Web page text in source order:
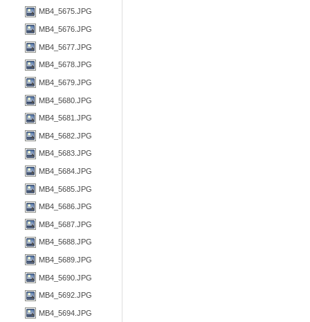
MB4_5675.JPG
MB4_5676.JPG
MB4_5677.JPG
MB4_5678.JPG
MB4_5679.JPG
MB4_5680.JPG
MB4_5681.JPG
MB4_5682.JPG
MB4_5683.JPG
MB4_5684.JPG
MB4_5685.JPG
MB4_5686.JPG
MB4_5687.JPG
MB4_5688.JPG
MB4_5689.JPG
MB4_5690.JPG
MB4_5692.JPG
MB4_5694.JPG